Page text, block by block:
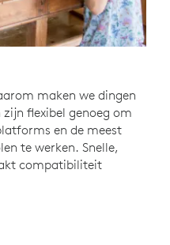
maken we dingen
flexibel genoeg om
en de meest
te werken. Snelle,
compatibiliteit